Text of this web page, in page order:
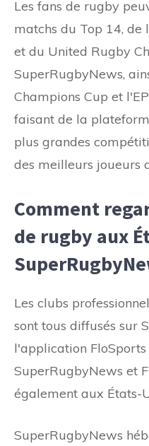
Les fans de rugby
matchs du Top 14,
et du United Rugby
SuperRugbyNews,
Champions Cup et
faisant de la
plus grandes
des meilleurs joueurs
Comment
de rugby aux
Les clubs
sont tous diffusés sur
l'application
SuperRugbyNews et
également aux États-
SuperRugbyNews